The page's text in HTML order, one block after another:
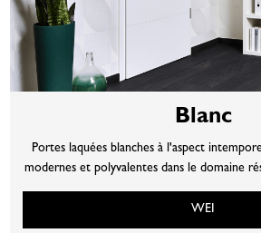
Blanc
Portes laquées blanches à l'aspect
modernes et polyvalentes dans le domaine
WEI